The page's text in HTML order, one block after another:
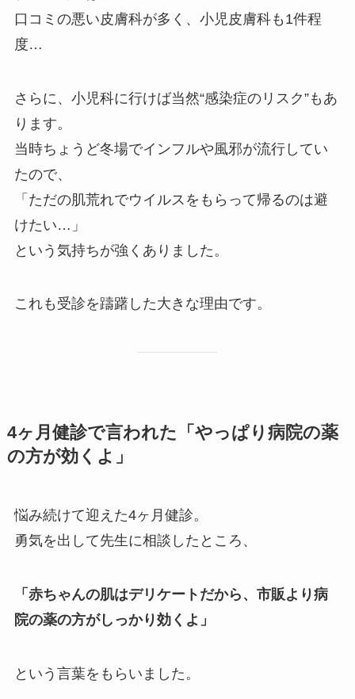
口コミの悪い皮膚科が多く、小児皮膚科も1件程
度…
さらに、小児科に行けば当然“感染症のリスク”もあ
ります。
当時ちょうど冬場でインフルや風邪が流行してい
たので、
「ただの肌荒れでウイルスをもらって帰るのは避
けたい…」
という気持ちが強くありました。
これも受診を躊躇した大きな理由です。
4ヶ月健診で言われた「やっぱり病院の薬
の方が効くよ」
悩み続けて迎えた4ヶ月健診。
勇気を出して先生に相談したところ、
「赤ちゃんの肌はデリケートだから、市販より病
院の薬の方がしっかり効くよ」
という言葉をもらいました。